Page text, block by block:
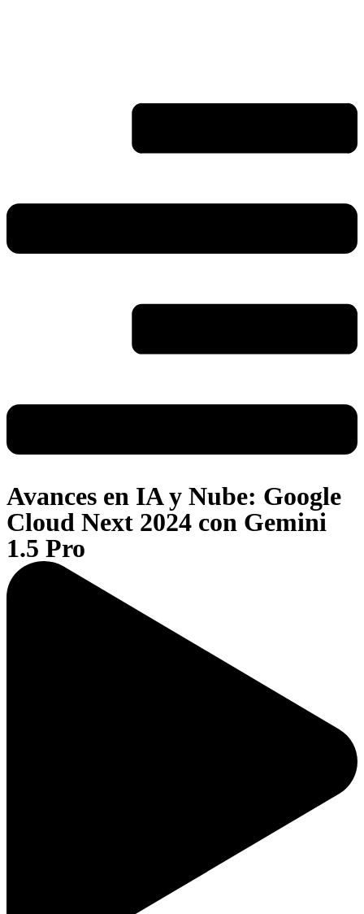
Avances en IA y Nube: Google
Cloud Next 2024 con Gemini
1.5 Pro